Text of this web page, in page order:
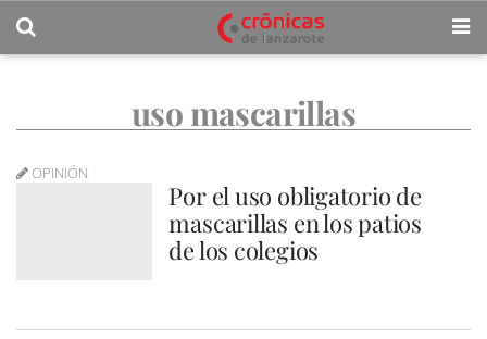
uso mascarillas
OPINIÓN
Por el uso obligatorio de
mascarillas en los patios
de los colegios